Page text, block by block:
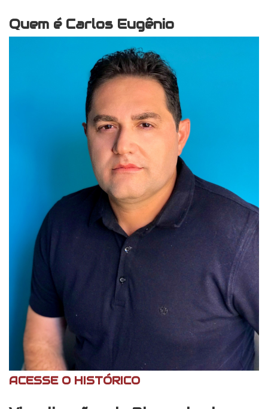
Quem é Carlos Eugênio
ACESSE O HISTÓRICO